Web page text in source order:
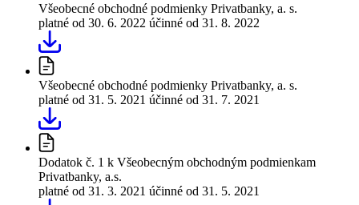
Všeobecné obchodné podmienky Privatbanky, a. s.
platné od 30. 6. 2022 účinné od 31. 8. 2022
Všeobecné obchodné podmienky Privatbanky, a. s.
platné od 31. 5. 2021 účinné od 31. 7. 2021
Dodatok č. 1 k Všeobecným obchodným podmienkam
Privatbanky, a.s.
platné od 31. 3. 2021 účinné od 31. 5. 2021